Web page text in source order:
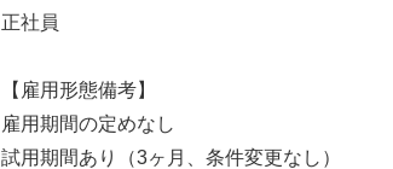
正社員
【雇用形態備考】
雇用期間の定めなし
試用期間あり（3ヶ月、条件変更なし）